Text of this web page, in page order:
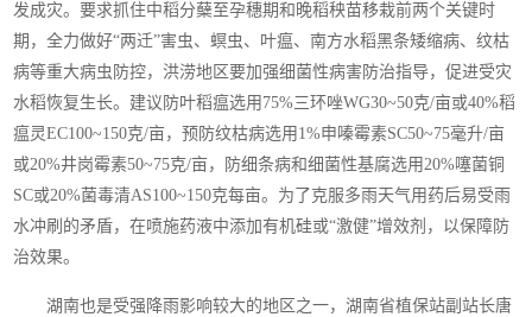
发成灾。要求抓住中稻分蘖至孕穗期和晚稻秧苗移栽前两个关键时
期，全力做好“两迁”害虫、螟虫、叶瘟、南方水稻黑条矮缩病、纹枯
病等重大病虫防控，洪涝地区要加强细菌性病害防治指导，促进受灾
水稻恢复生长。建议防叶稻瘟选用75%三环唑WG30~50克/亩或40%稻
瘟灵EC100~150克/亩，预防纹枯病选用1%申嗪霉素SC50~75毫升/亩
或20%井岗霉素50~75克/亩，防细条病和细菌性基腐选用20%噻菌铜
SC或20%菌毒清AS100~150克每亩。为了克服多雨天气用药后易受雨
水冲刷的矛盾，在喷施药液中添加有机硅或“激健”增效剂，以保障防
治效果。
湖南也是受强降雨影响较大的地区之一，湖南省植保站副站长唐